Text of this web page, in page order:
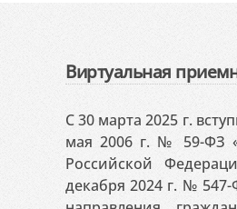
Виртуальная
С 30 марта 2025 г.
мая 2006 г. № 59-ФЗ
Российской
декабря 2024 г. №